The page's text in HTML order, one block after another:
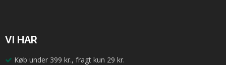
VI HAR
Køb under 399 kr., fragt kun 29 kr.